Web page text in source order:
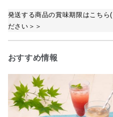
発送する商品の賞味期限はこちら
ださい＞＞
おすすめ情報